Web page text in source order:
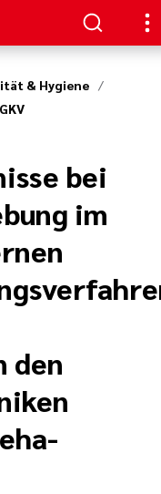
& Hygiene
bei
im
den